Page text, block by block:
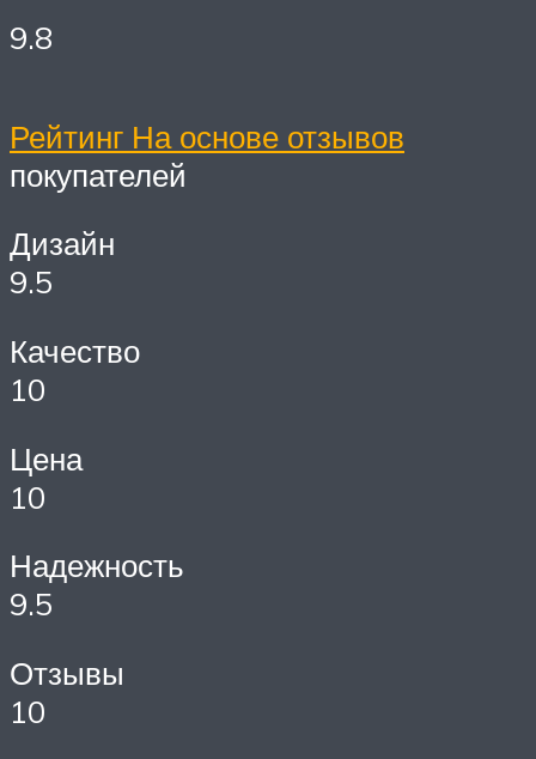
9.8
Рейтинг На основе отзывов
покупателей
Дизайн
9.5
Качество
10
Цена
10
Надежность
9.5
Отзывы
10